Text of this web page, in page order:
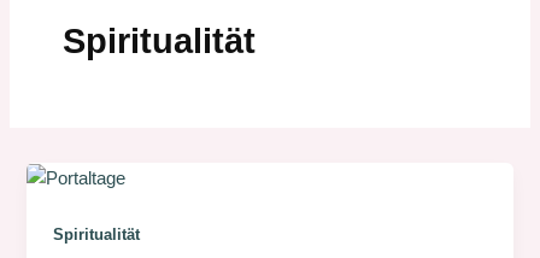
Spiritualität
Spiritualität